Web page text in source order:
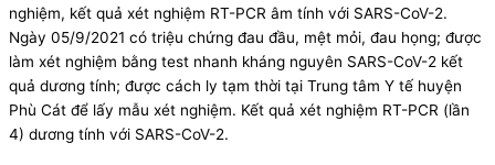
nghiệm, kết quả xét nghiệm RT-PCR âm tính với SARS-CoV-2.
Ngày 05/9/2021 có triệu chứng đau đầu, mệt mỏi, đau họng; được
làm xét nghiệm bằng test nhanh kháng nguyên SARS-CoV-2 kết
quả dương tính; được cách ly tạm thời tại Trung tâm Y tế huyện
Phù Cát để lấy mẫu xét nghiệm. Kết quả xét nghiệm RT-PCR (lần
4) dương tính với SARS-CoV-2.